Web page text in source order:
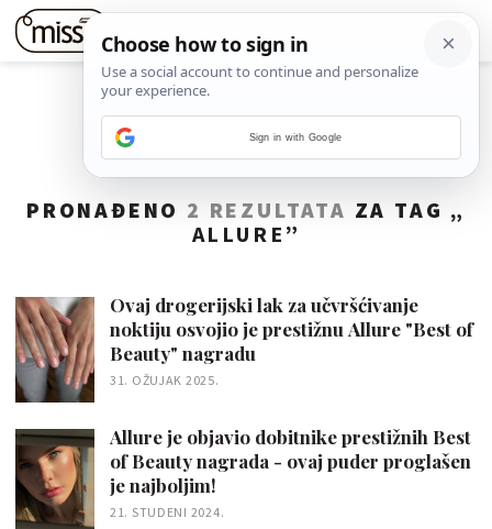
PRONAĐENO 2 REZULTATA ZA TAG „
ALLURE ”
Ovaj drogerijski lak za učvršćivanje
noktiju osvojio je prestižnu Allure "Best of
Beauty" nagradu
31. OŽUJAK 2025.
Allure je objavio dobitnike prestižnih Best
of Beauty nagrada - ovaj puder proglašen
je najboljim!
21. STUDENI 2024.
Sign in with Google